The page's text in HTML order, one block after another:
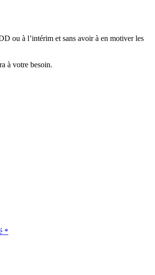
ou à l’intérim et sans avoir à en motiver les
à votre besoin.
*